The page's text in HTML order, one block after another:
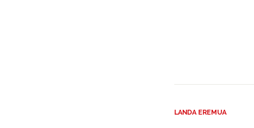
LANDA EREMUA